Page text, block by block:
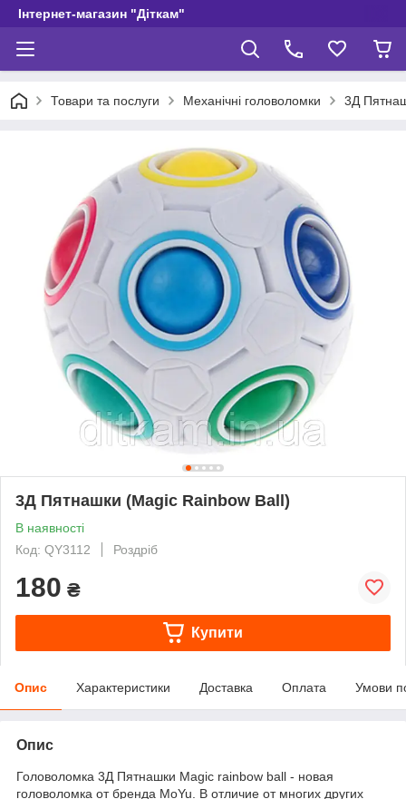
Інтернет-магазин "Діткам"
Товари та послуги Механічні головоломки 3Д
3Д Пятнашки (Magic Rainbow Ball)
В наявності
Код: QY3112
Роздріб
180 ₴
Купити
Опис Характеристики Доставка Оплата Умови
Опис
Головоломка 3Д Пятнашки Magic rainbow ball - новая
головоломка от бренда MoYu. В отличие от многих других